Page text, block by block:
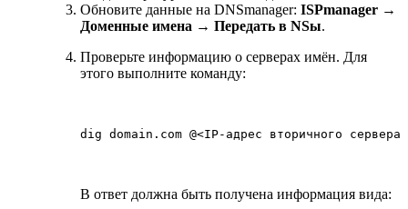
Обновите данные на DNSmanager: ISPmanager →
Доменные имена → Передать в NSы.
Проверьте информацию о серверах имён. Для
этого выполните команду:
dig domain.com @<IP-адрес вторичного сервера
В ответ должна быть получена информация вида: